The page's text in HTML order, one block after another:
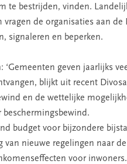
te bestrijden, vinden.
de organisaties aan
signaleren en beperken.
‘Gemeenten geven jaarlijks
blijkt uit recent
en de wettelijke
beschermingsbewind.
budget voor bijzondere
van nieuwe regelingen naar
voor inwoners.
‘Persoonlijk
begint bij zelfkennis’